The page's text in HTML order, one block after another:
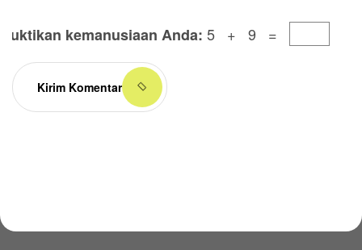
Buktikan kemanusiaan Anda: 5 + 9 =
Kirim Komentar